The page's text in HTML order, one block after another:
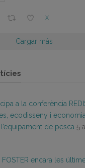
X
Cargar más
a la conferència
ecodisseny i economia
de pesca 5
encara les